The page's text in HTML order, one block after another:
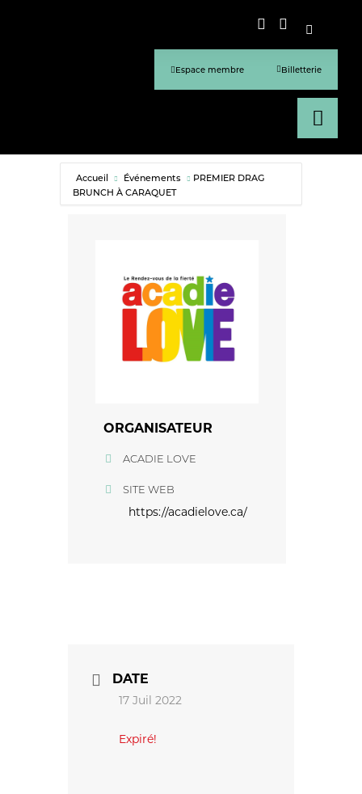
Espace membre Billetterie
Accueil Événements
PREMIER DRAG
BRUNCH À CARAQUET
ORGANISATEUR
ACADIE LOVE
SITE WEB
https://acadielove.ca/
DATE
17 Juil 2022
Expiré!